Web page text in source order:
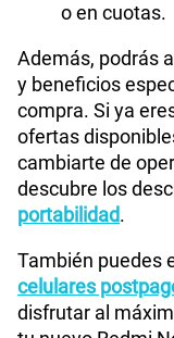
o en cuotas.
Además, podrás
y beneficios
compra. Si ya
ofertas
cambiarte de
descubre los
portabilidad.
También puedes
celulares
disfrutar al